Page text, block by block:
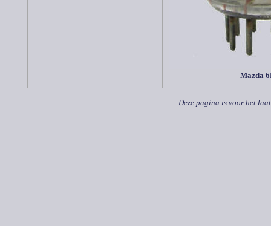
Mazda
Deze pagina is voor het